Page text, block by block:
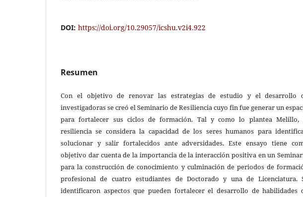
DOI: https://doi.org/10.29057/icshu.v2i4.922
Resumen
Con el objetivo de renovar las estrategias de estudio y el desarrollo
investigadoras se creó el Seminario de Resiliencia cuyo fin fue generar un
para fortalecer sus ciclos de formación. Tal y como lo plantea Melillo,
resiliencia se considera la capacidad de los seres humanos para
solucionar y salir fortalecidos ante adversidades. Este ensayo tiene
objetivo dar cuenta de la importancia de la interacción positiva en un
para la construcción de conocimiento y culminación de periodos de
profesional de cuatro estudiantes de Doctorado y una de Licenciatura.
identificaron aspectos que pueden fortalecer el desarrollo de habilidades